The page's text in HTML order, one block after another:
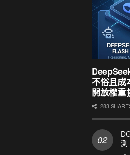
不俗且成
開放權重
283
測